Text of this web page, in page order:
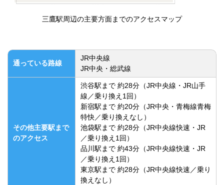
三鷹駅周辺の主要方面までのアクセスマップ
通っている路線
JR中央線
JR中央・総武線
その他主要駅まで
のアクセス
渋谷駅まで 約28分（JR中央線・JR山手
線／乗り換え1回）
新宿駅まで 約20分（JR中央・青梅線青梅
特快／乗り換えなし）
池袋駅まで 約28分（JR中央線快速・JR
／乗り換え1回）
品川駅まで 約43分（JR中央線快速・JR
／乗り換え1回）
東京駅まで 約28分（JR中央線快速／乗り
換えなし）